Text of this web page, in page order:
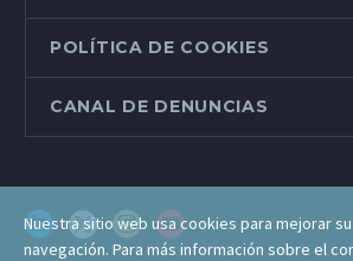
POLÍTICA DE COOKIES
CANAL DE DENUNCIAS
Nuestra sitio web usa cookies para mejorar
navegación. Para más información sobre el